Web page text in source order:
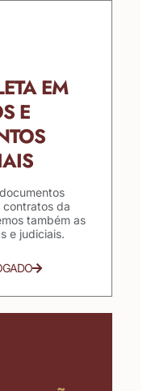
EM
E
da
também as
e judiciais.